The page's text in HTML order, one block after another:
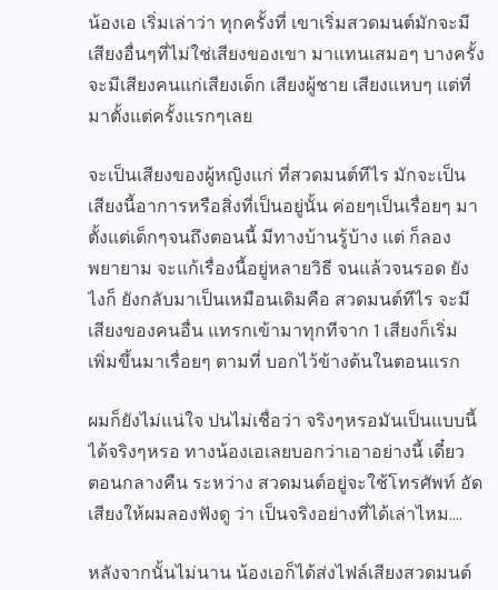
น้องเอ เริ่มเล่าว่า ทุกครั้งที่ เขาเริ่มสวดมนต์มักจะมี
เสียงอื่นๆที่ไม่ใช่เสียงของเขา มาแทนเสมอๆ บางครั้ง
จะมีเสียงคนแก่เสียงเด็ก เสียงผู้ชาย เสียงแหบๆ แต่ที่
มาตั้งแต่ครั้งแรกๆเลย
จะเป็นเสียงของผู้หญิงแก่ ที่สวดมนต์ทีไร มักจะเป็น
เสียงนี้อาการหรือสิ่งที่เป็นอยู่นั้น ค่อยๆเป็นเรื่อยๆ มา
ตั้งแต่เด็กๆจนถึงตอนนี้ มีทางบ้านรู้บ้าง แต่ ก็ลอง
พยายาม จะแก้เรื่องนี้อยู่หลายวิธี จนแล้วจนรอด ยัง
ไงก็ ยังกลับมาเป็นเหมือนเดิมคือ สวดมนต์ทีไร จะมี
เสียงของคนอื่น แทรกเข้ามาทุกทีจาก 1 เสียงก็เริ่ม
เพิ่มขึ้นมาเรื่อยๆ ตามที่ บอกไว้ข้างต้นในตอนแรก
ผมก็ยังไม่แน่ใจ ปนไม่เชื่อว่า จริงๆหรอมันเป็นแบบนี้
ได้จริงๆหรอ ทางน้องเอเลยบอกว่าเอาอย่างนี้ เดี๋ยว
ตอนกลางคืน ระหว่าง สวดมนต์อยู่จะใช้โทรศัพท์ อัด
เสียงให้ผมลองฟังดู ว่า เป็นจริงอย่างที่ได้เล่าไหม….
หลังจากนั้นไม่นาน น้องเอก็ได้ส่งไฟล์เสียงสวดมนต์